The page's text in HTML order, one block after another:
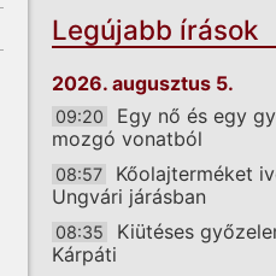
Legújabb írások
2026. augusztus 5.
09:20
Egy nő és egy
mozgó vonatból
08:57
Kőolajterméket
Ungvári járásban
08:35
Kiütéses
Kárpáti